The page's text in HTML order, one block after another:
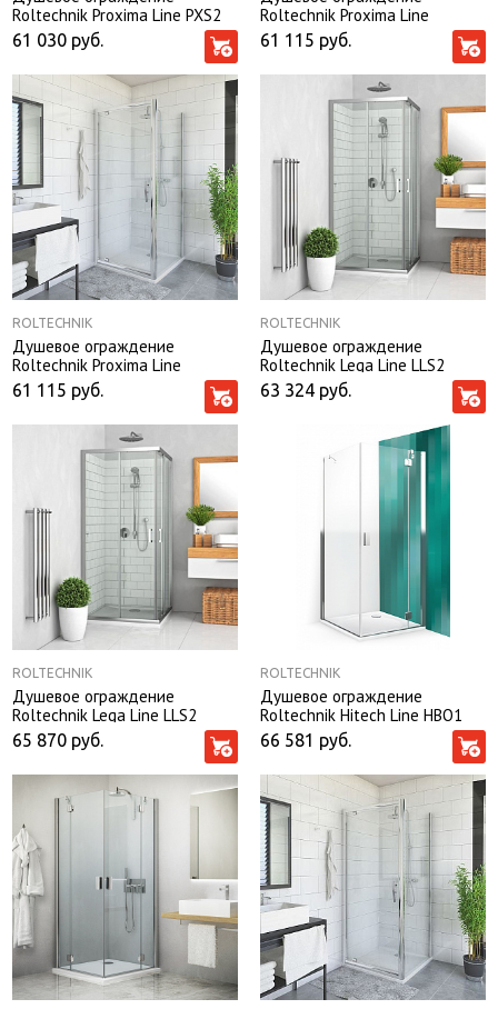
Roltechnik Proxima Line PXS2
100*100*200
61 030 руб.
Roltechnik Proxima Line
PXDO1N 80*80*200 стекло
satinato без поддона
61 115 руб.
ROLTECHNIK
Душевое ограждение
Roltechnik Proxima Line
PXDO1N 80*80*200 стекло
transparent без поддона
61 115 руб.
ROLTECHNIK
Душевое ограждение
Roltechnik Lega Line LLS2
90*90*190
63 324 руб.
ROLTECHNIK
Душевое ограждение
Roltechnik Lega Line LLS2
120*80*190 с узором
65 870 руб.
ROLTECHNIK
Душевое ограждение
Roltechnik Hitech Line HBO1
90*90*200 одна дверь без
поддона в
66 581 руб.